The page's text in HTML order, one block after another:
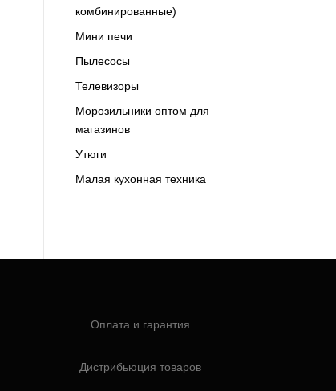
комбинированные)
Мини печи
Пылесосы
Телевизоры
Морозильники оптом для
магазинов
Утюги
Малая кухонная техника
Оплата и гарантия
Дистрибьюция товаров